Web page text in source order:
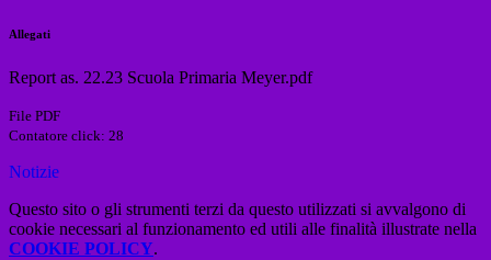
Allegati
Report as. 22.23 Scuola Primaria Meyer.pdf
File PDF
Contatore click: 28
Notizie
Questo sito o gli strumenti terzi da questo utilizzati si avvalgono di
cookie necessari al funzionamento ed utili alle finalità illustrate nella
COOKIE POLICY.